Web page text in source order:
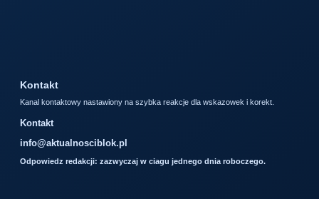
Kontakt
Kanal kontaktowy nastawiony na szybka reakcje dla wskazowek i korekt.
Kontakt
info@aktualnosciblok.pl
Odpowiedz redakcji: zazwyczaj w ciagu jednego dnia roboczego.